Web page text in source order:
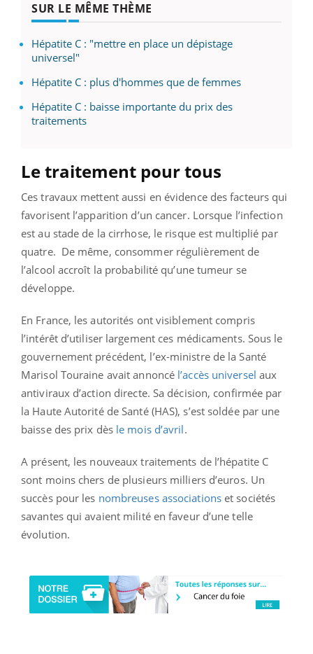
SUR LE MÊME THÈME
Hépatite C : "mettre en place un dépistage
universel"
Hépatite C : plus d'hommes que de femmes
Hépatite C : baisse importante du prix des
traitements
Le traitement pour tous
Ces travaux mettent aussi en évidence des facteurs qui
favorisent l’apparition d’un cancer. Lorsque l’infection
est au stade de la cirrhose, le risque est multiplié par
quatre. De même, consommer régulièrement de
l’alcool accroît la probabilité qu’une tumeur se
développe.
En France, les autorités ont visiblement compris
l’intérêt d’utiliser largement ces médicaments. Sous le
gouvernement précédent, l’ex-ministre de la Santé
Marisol Touraine avait annoncé l’accès universel aux
antiviraux d’action directe. Sa décision, confirmée par
la Haute Autorité de Santé (HAS), s’est soldée par une
baisse des prix dès le mois d’avril.
A présent, les nouveaux traitements de l’hépatite C
sont moins chers de plusieurs milliers d’euros. Un
succès pour les nombreuses associationset sociétés
savantes qui avaient milité en faveur d’une telle
évolution.